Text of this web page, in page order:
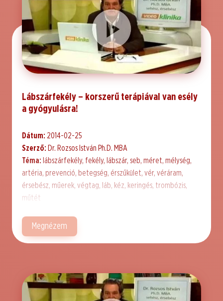
Lábszárfekély – korszerű terápiával van esély
a gyógyulásra!
Dátum: 2014-02-25
Szerző: Dr. Rozsos István Ph.D. MBA
Téma: lábszárfekély, fekély, lábszár, seb, méret, mélység,
artéria, prevenció, betegség, érszűkület, vér, véráram,
érsebész, műerek, végtag, láb, kéz, keringés, trombózis,
műtét
Megnézem